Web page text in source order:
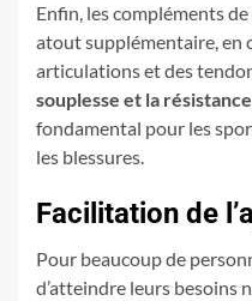
Enfin, les compléments
atout supplémentaire, en
articulations et des
souplesse et la résistance
fondamental pour les
les blessures.
Facilitation de
Pour beaucoup de
d’atteindre leurs